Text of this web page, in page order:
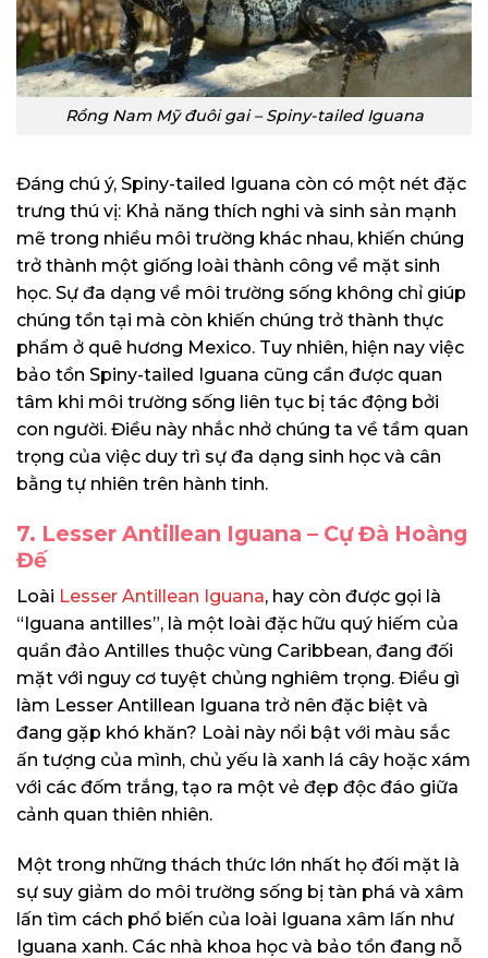
Rồng Nam Mỹ đuôi gai – Spiny-tailed Iguana
Đáng chú ý, Spiny-tailed Iguana còn có một nét đặc
trưng thú vị: Khả năng thích nghi và sinh sản mạnh
mẽ trong nhiều môi trường khác nhau, khiến chúng
trở thành một giống loài thành công về mặt sinh
học. Sự đa dạng về môi trường sống không chỉ giúp
chúng tồn tại mà còn khiến chúng trở thành thực
phẩm ở quê hương Mexico. Tuy nhiên, hiện nay việc
bảo tồn Spiny-tailed Iguana cũng cần được quan
tâm khi môi trường sống liên tục bị tác động bởi
con người. Điều này nhắc nhở chúng ta về tầm quan
trọng của việc duy trì sự đa dạng sinh học và cân
bằng tự nhiên trên hành tinh.
7. Lesser Antillean Iguana – Cự Đà Hoàng
Đế
Loài Lesser Antillean Iguana, hay còn được gọi là
“Iguana antilles”, là một loài đặc hữu quý hiếm của
quần đảo Antilles thuộc vùng Caribbean, đang đối
mặt với nguy cơ tuyệt chủng nghiêm trọng. Điều gì
làm Lesser Antillean Iguana trở nên đặc biệt và
đang gặp khó khăn? Loài này nổi bật với màu sắc
ấn tượng của mình, chủ yếu là xanh lá cây hoặc xám
với các đốm trắng, tạo ra một vẻ đẹp độc đáo giữa
cảnh quan thiên nhiên.
Một trong những thách thức lớn nhất họ đối mặt là
sự suy giảm do môi trường sống bị tàn phá và xâm
lấn tìm cách phổ biến của loài Iguana xâm lấn như
Iguana xanh. Các nhà khoa học và bảo tồn đang nỗ